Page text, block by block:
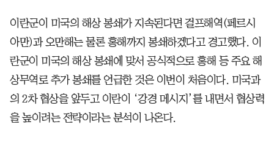
이란군이 미국의 해상 봉쇄가 지속된다면 걸프해역(페르시
아만)과 오만해는 물론 홍해까지 봉쇄하겠다고 경고했다. 이
란군이 미국의 해상 봉쇄에 맞서 공식적으로 홍해 등 주요 해
상무역로 추가 봉쇄를 언급한 것은 이번이 처음이다. 미국과
의 2차 협상을 앞두고 이란이 ‘강경 메시지’를 내면서 협상력
을 높이려는 전략이라는 분석이 나온다.